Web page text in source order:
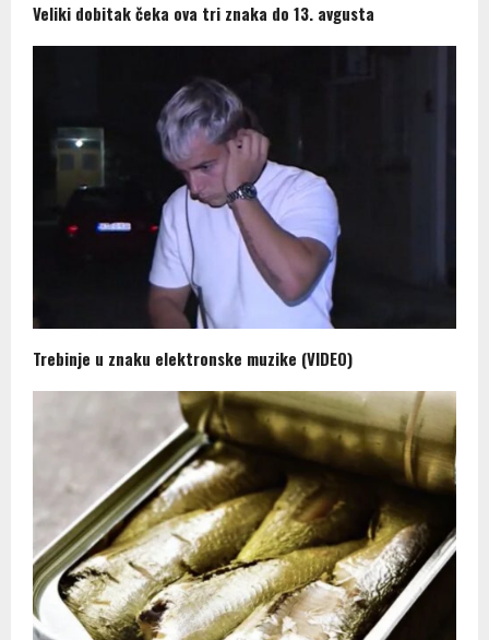
Veliki dobitak čeka ova tri znaka do 13. avgusta
Trebinje u znaku elektronske muzike (VIDEO)